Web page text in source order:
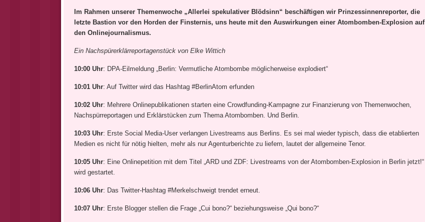
Im Rahmen unserer Themenwoche „Allerlei spekulativer Blödsinn“ beschäftigen wir Prinzessinnenreporter, die
letzte Bastion vor den Horden der Finsternis, uns heute mit den Auswirkungen einer Atombomben-Explosion auf
den Onlinejournalismus.
Ein Nachspürerklärreportagenstück von Elke Wittich
10:00 Uhr: DPA-Eilmeldung „Berlin: Vermutliche Atombombe möglicherweise explodiert“
10:01 Uhr: Auf Twitter wird das Hashtag #BerlinAtom erfunden
10:02 Uhr: Mehrere Onlinepublikationen starten eine Crowdfunding-Kampagne zur Finanzierung von Themenwochen,
Nachspürreportagen und Erklärstücken zum Thema Atombomben. Und Berlin.
10:03 Uhr: Erste Social Media-User verlangen Livestreams aus Berlins. Es sei mal wieder typisch, dass die etablierten
Medien es nicht für nötig hielten, mehr als nur Agenturberichte zu liefern, lautet der allgemeine Tenor.
10:05 Uhr: Eine Onlinepetition mit dem Titel „ARD und ZDF: Livestreams von der Atombomben-Explosion in Berlin jetzt!“
wird gestartet.
10:06 Uhr: Das Twitter-Hashtag #Merkelschweigt trendet erneut.
10:07 Uhr: Erste Blogger stellen die Frage „Cui bono?“ beziehungsweise „Qui bono?“